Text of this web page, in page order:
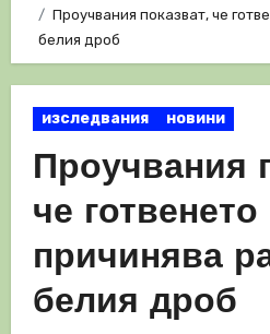
Проучвания показват, че
белия дроб
изследвания новини
Проучвания
че готвенето
причинява
белия дроб